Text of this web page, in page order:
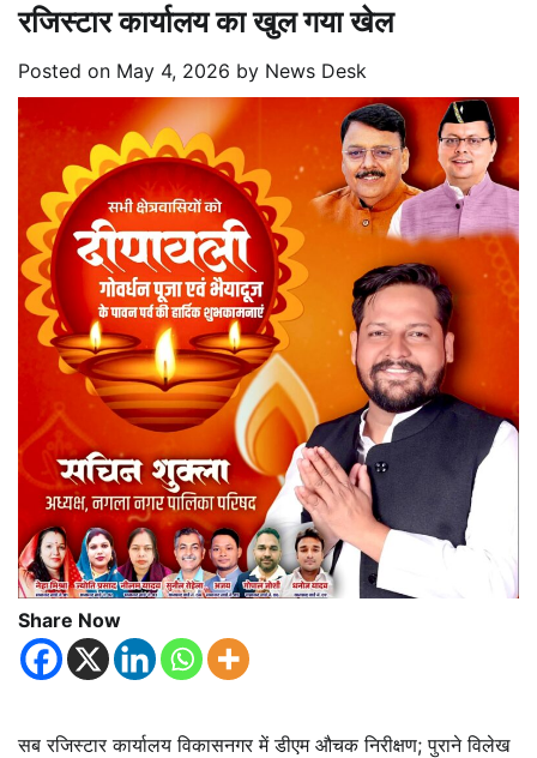
रजिस्टार कार्यालय का खुल गया खेल
Posted on May 4, 2026 by News Desk
Share Now
सब रजिस्टार कार्यालय विकासनगर में डीएम औचक निरीक्षण; पुराने विलेख